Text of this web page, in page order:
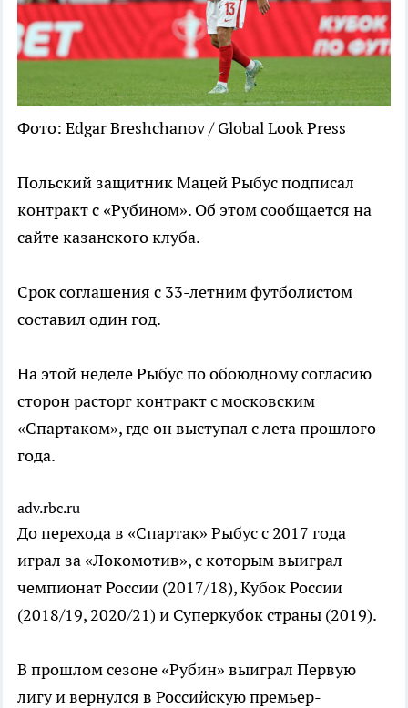
Фото: Edgar Breshchanov / Global Look Press
Польский защитник Мацей Рыбус подписал
контракт с «Рубином». Об этом сообщается на
сайте казанского клуба.
Срок соглашения с 33-летним футболистом
составил один год.
На этой неделе Рыбус по обоюдному согласию
сторон расторг контракт с московским
«Спартаком», где он выступал с лета прошлого
года.
adv.rbc.ru
До перехода в «Спартак» Рыбус с 2017 года
играл за «Локомотив», с которым выиграл
чемпионат России (2017/18), Кубок России
(2018/19, 2020/21) и Суперкубок страны (2019).
В прошлом сезоне «Рубин» выиграл Первую
лигу и вернулся в Российскую премьер-